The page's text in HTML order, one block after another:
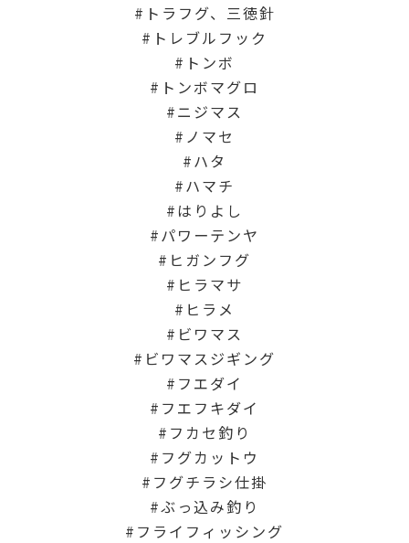
トラフグ、三徳針
トレブルフック
トンボ
トンボマグロ
ニジマス
ノマセ
ハタ
ハマチ
はりよし
パワーテンヤ
ヒガンフグ
ヒラマサ
ヒラメ
ビワマス
ビワマスジギング
フエダイ
フエフキダイ
フカセ釣り
フグカットウ
フグチラシ仕掛
ぶっ込み釣り
フライフィッシング